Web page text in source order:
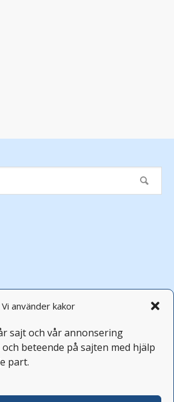
Vi använder kakor
sajt och vår annonsering
beteende på sajten med hjälp
part.